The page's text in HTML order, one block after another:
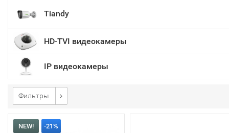
Tiandy
HD-TVI видеокамеры
IP видеокамеры
Фильтры
NEW! -21%